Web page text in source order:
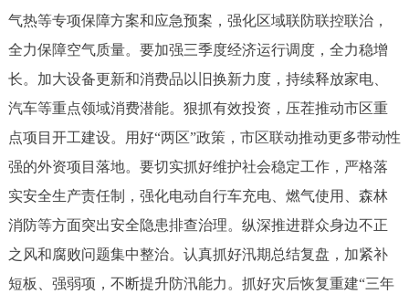
气热等专项保障方案和应急预案，强化区域联防联控联治，
全力保障空气质量。要加强三季度经济运行调度，全力稳增
长。加大设备更新和消费品以旧换新力度，持续释放家电、
汽车等重点领域消费潜能。狠抓有效投资，压茬推动市区重
点项目开工建设。用好“两区”政策，市区联动推动更多带动性
强的外资项目落地。要切实抓好维护社会稳定工作，严格落
实安全生产责任制，强化电动自行车充电、燃气使用、森林
消防等方面突出安全隐患排查治理。纵深推进群众身边不正
之风和腐败问题集中整治。认真抓好汛期总结复盘，加紧补
短板、强弱项，不断提升防汛能力。抓好灾后恢复重建“三年